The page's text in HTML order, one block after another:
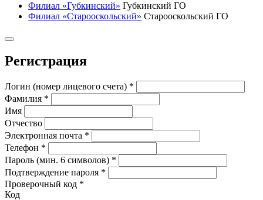
Филиал «Губкинский» Губкинский ГО
Филиал «Старооскольский» Старооскольский ГО
Регистрация
Логин (номер лицевого счета) *
Фамилия *
Имя
Отчество
Электронная почта *
Телефон *
Пароль (мин. 6 символов) *
Подтверждение пароля *
Проверочный код *
Код